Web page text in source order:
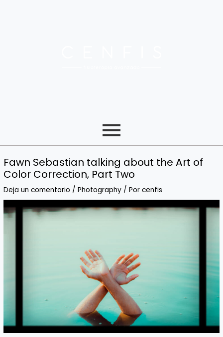
Fawn Sebastian talking about the Art of
Color Correction, Part Two
Deja un comentario /Photography / Porcenfis